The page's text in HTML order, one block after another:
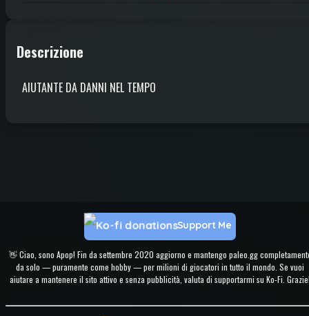
Descrizione
AIUTANTE DA DANNI NEL TEMPO
👋 Ciao, sono Apop! Fin da settembre 2020 aggiorno e mantengo paleo.gg
da solo — puramente come hobby — per milioni di giocatori in tutto il mondo. Se vuoi
aiutare a mantenere il sito attivo e senza pubblicità, valuta di supportarmi su Ko-Fi.
Support Me